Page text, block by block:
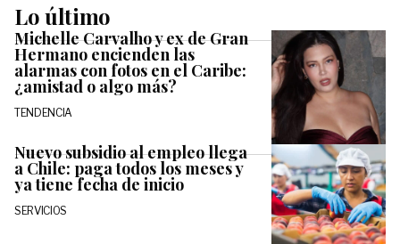
Lo último
Michelle Carvalho y ex de Gran
Hermano encienden las
alarmas con fotos en el Caribe:
¿amistad o algo más?
TENDENCIA
Nuevo subsidio al empleo llega
a Chile: paga todos los meses y
ya tiene fecha de inicio
SERVICIOS